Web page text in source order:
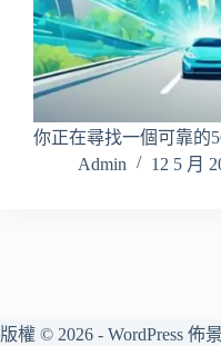
你正在尋找一個可靠的
Admin
12 5 月
版權 © 2026 - WordPress 佈